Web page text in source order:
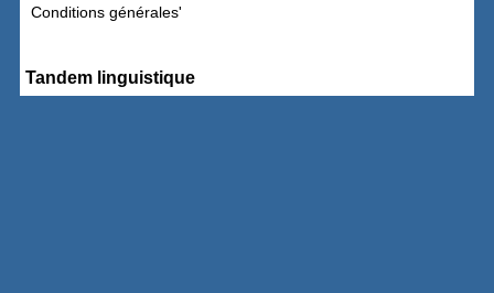
Conditions générales'
Tandem linguistique